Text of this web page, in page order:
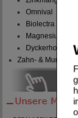
Omnival
Biolectra
Magnesium Verla
Dyckerhoff
Zahn- &